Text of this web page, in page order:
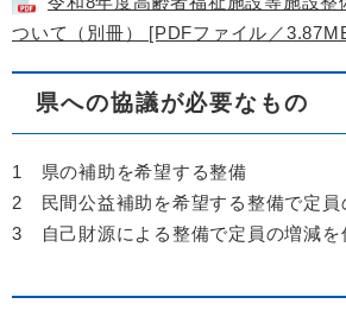
ついて（別冊） [PDFファイル／
県への協議が必要なもの
1 県の補助を希望する整備
2 民間公益補助を希望する整備で定員
3 自己財源による整備で定員の増減を